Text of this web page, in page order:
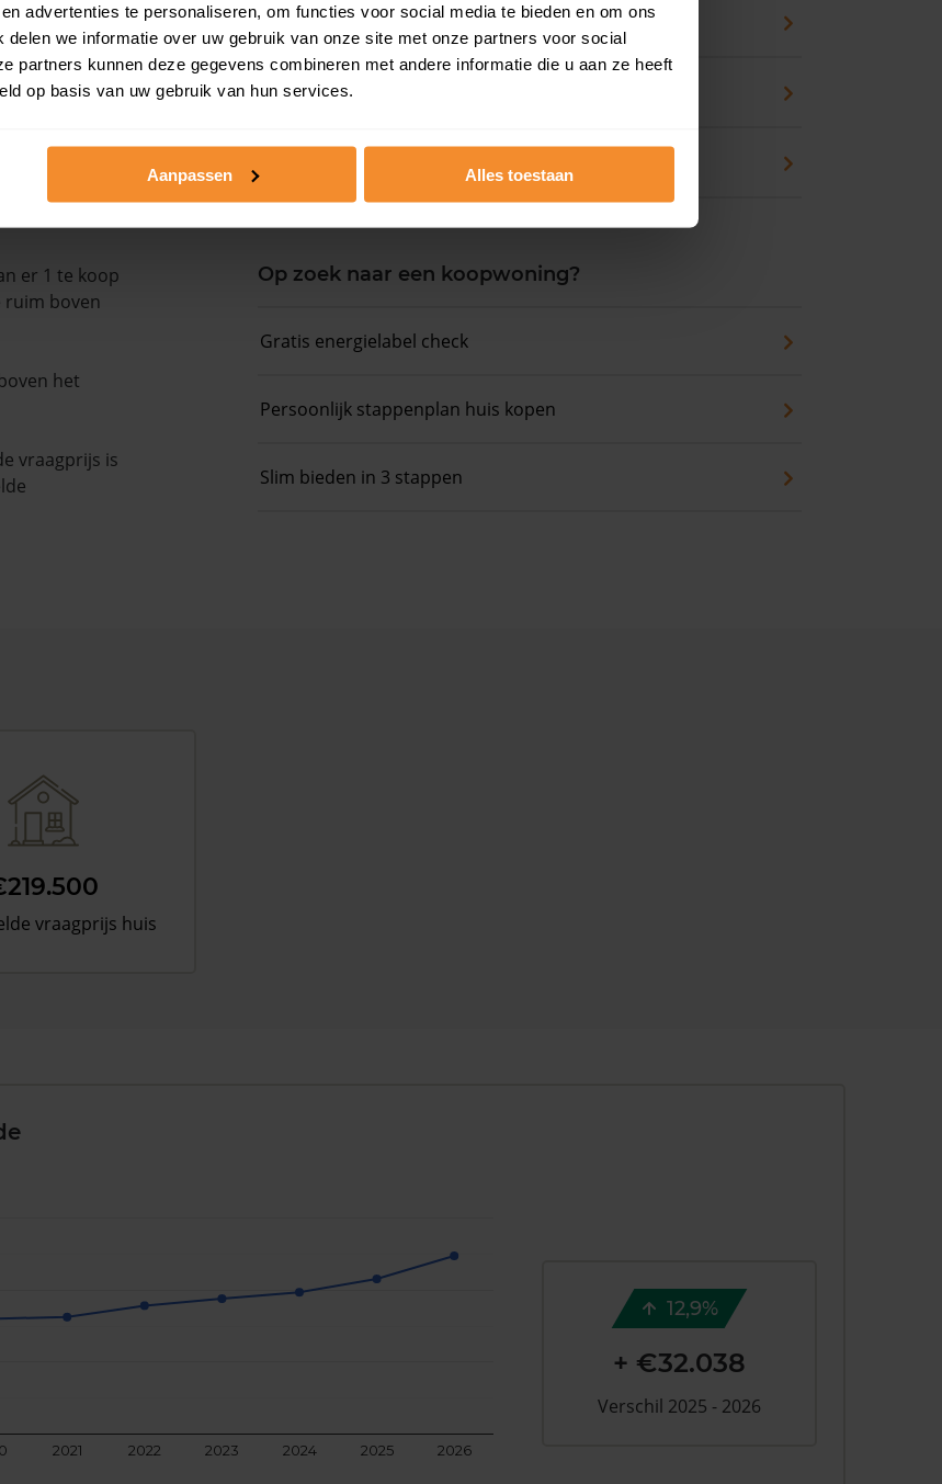
advertenties te personaliseren, om functies voor social media te bieden en om ons
we informatie over uw gebruik van onze site met onze partners voor social
partners kunnen deze gegevens combineren met andere informatie die u aan ze heeft
op basis van uw gebruik van hun services.
Aanpassen Alles toestaan
er 1 te koop
ruim boven
het
vraagprijs is
Woningwaarde rapport
Koopsommenoverzicht
Op zoek naar een koopwoning?
Gratis energielabel check
Persoonlijk stappenplan huis kopen
Slim bieden in 3 stappen
vraagprijs huis
2021 2022 2023 2024 2025 2026
12,9%
+ €32.038
Verschil 2025 - 2026